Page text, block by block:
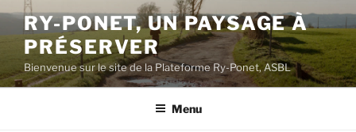
Aller
contenu
principal
RY-PONET, UN PAYSAGE À
PRÉSERVER
Bienvenue sur le site de la Plateforme Ry-Ponet, ASBL
Menu